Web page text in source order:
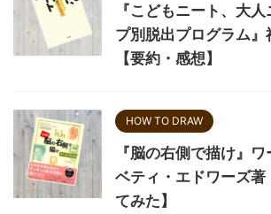
『こどもニート、大
プ別脱出プログラム』
【要約・感想】
HOW TO DRAW
『脳の右側で描け』
ベティ・エドワーズ著
てみた】